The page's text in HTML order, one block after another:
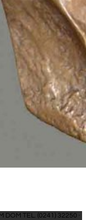
DOM TEL. (0241) 32250 ·